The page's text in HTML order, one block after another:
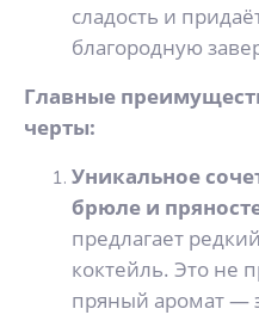
сладость и
благородную
Главные
черты:
Уникальное
брюле и
предлагает
коктейль. Это не
пряный аромат —